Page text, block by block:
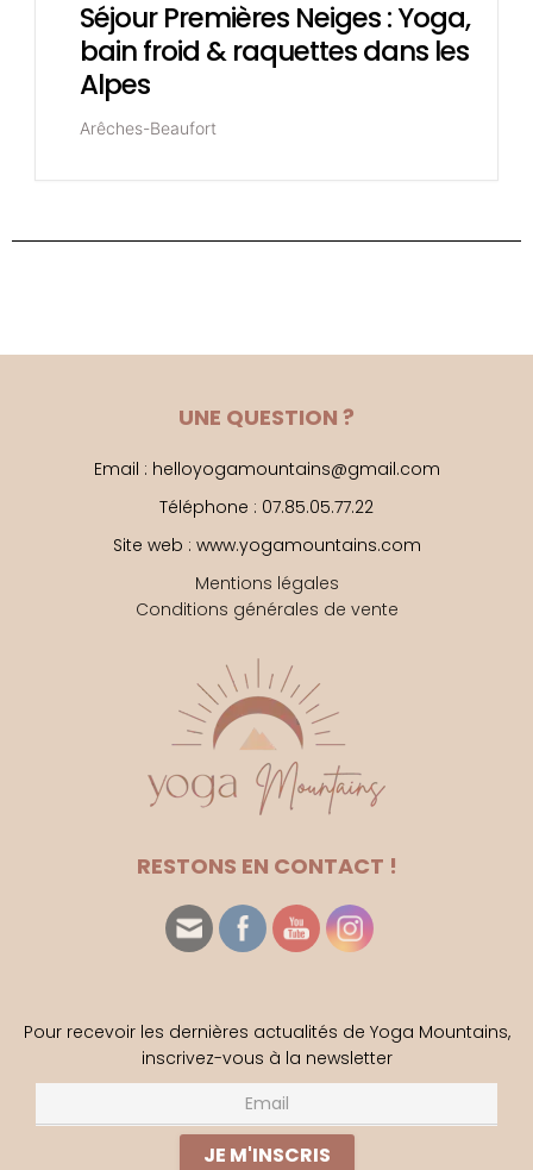
Séjour Premières Neiges : Yoga,
bain froid & raquettes dans les
Alpes
Arêches-Beaufort
UNE QUESTION ?
Email : helloyogamountains@gmail.com
Téléphone : 07.85.05.77.22
Site web : www.yogamountains.com
Mentions légales
Conditions générales de vente
RESTONS EN CONTACT !
Pour recevoir les dernières actualités de Yoga Mountains,
inscrivez-vous à la newsletter